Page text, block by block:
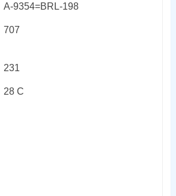
A-9354=BRL-198
707
231
28 C